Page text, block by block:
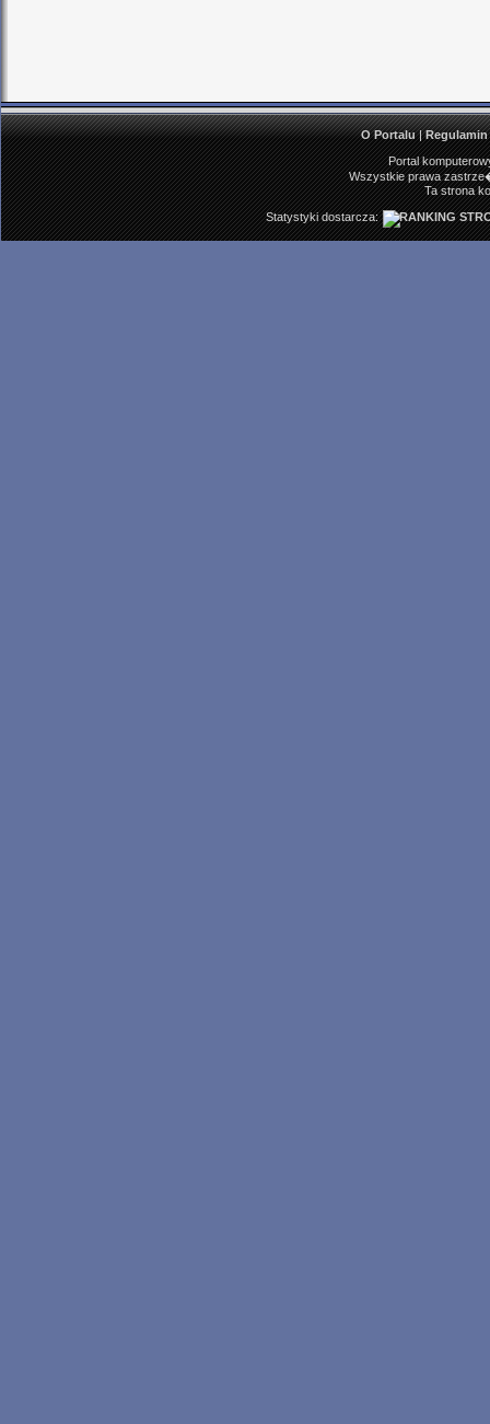
O Portalu|Regulamin
Portal
Wszystkie prawa
Ta strona
Statystyki dostarcza: